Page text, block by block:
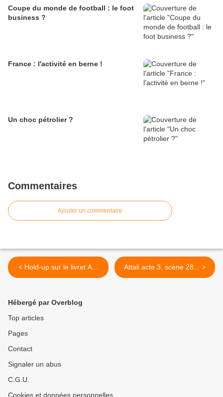
Coupe du monde de football : le foot
business ?
France : l'activité en berne !
Un choc pétrolier ?
Commentaires
Ajouter un commentaire
< Hold-up sur le livret A... Attali acte 3, scène 28... >
Hébergé par Overblog
Top articles
Pages
Contact
Signaler un abus
C.G.U.
Cookies et données personnelles